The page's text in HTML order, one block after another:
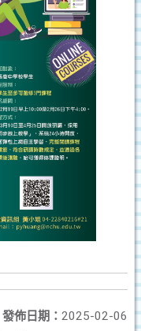
發佈日期： 2025-02-06